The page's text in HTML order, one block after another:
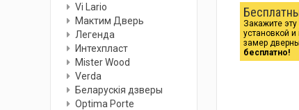
Vi Lario
Мактим Дверь
Легенда
Интехпласт
Мister Wood
Verda
Беларускiя дзверы
Optima Porte
Закажите
установкой
замер
бесплатно!